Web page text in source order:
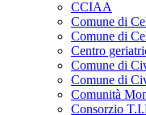
CCIAA
Comune di
Comune di
Centro
Comune di
Comune di
Comunità
Consorzio